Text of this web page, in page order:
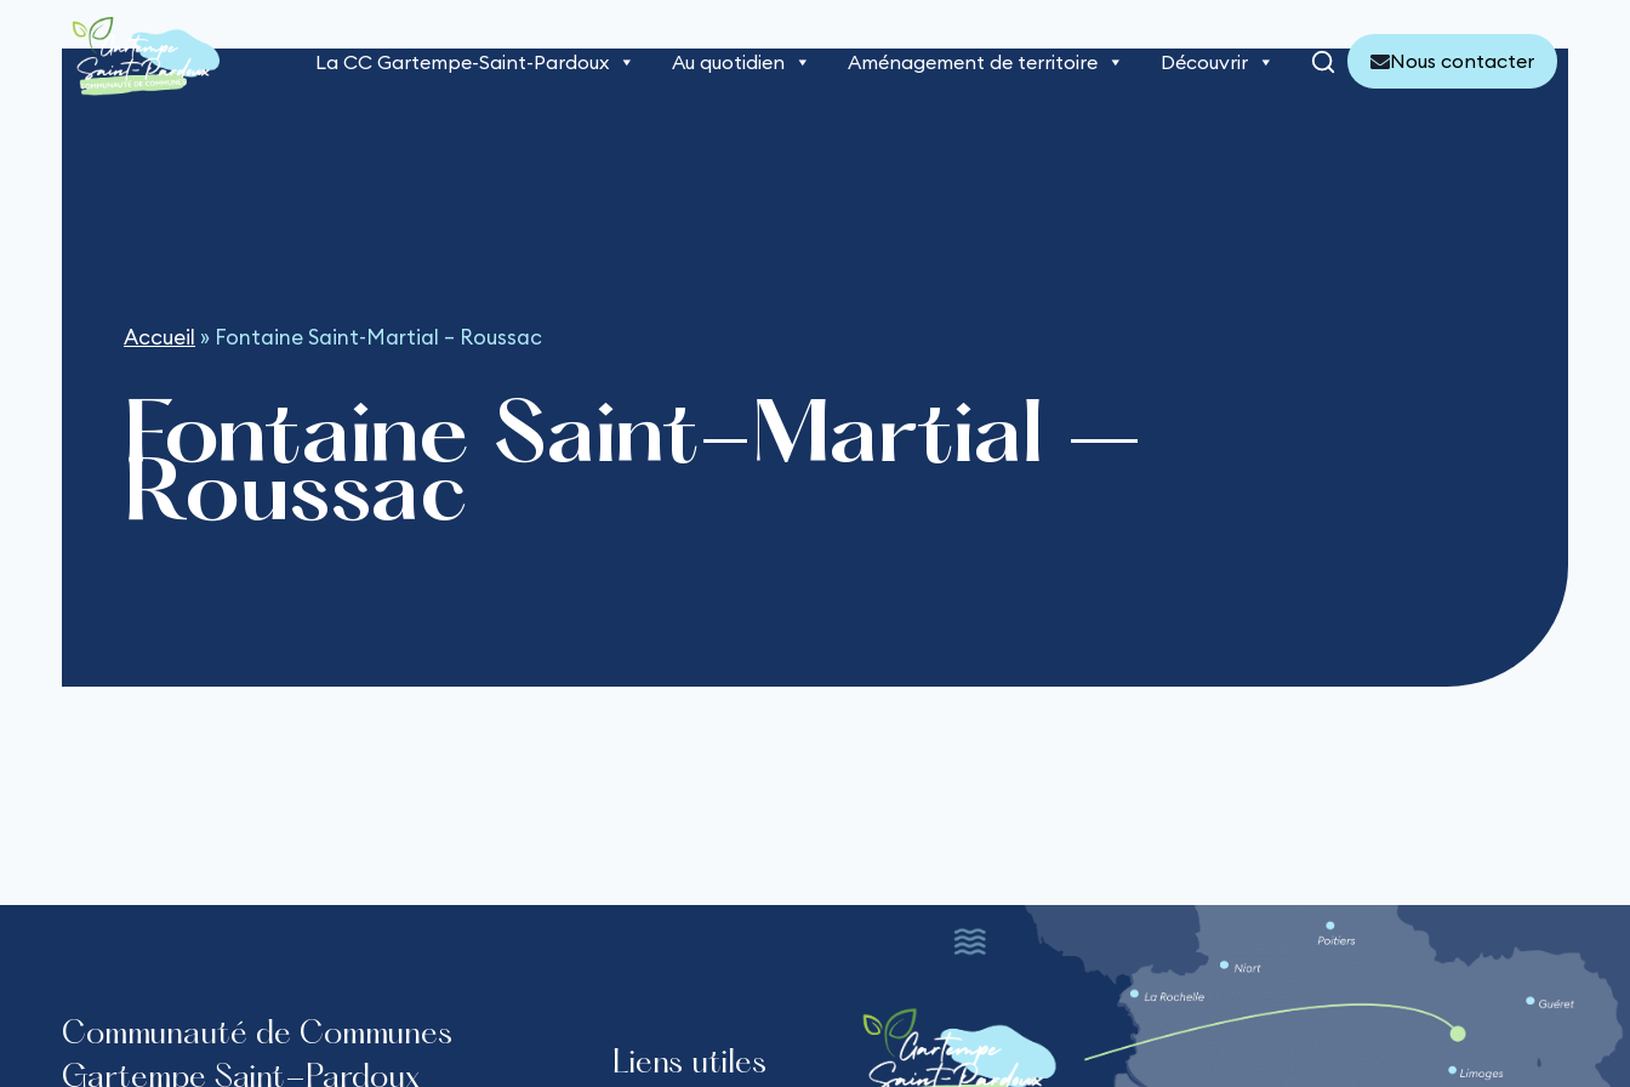
contenu
La CC Gartempe-Saint-Pardoux Au quotidien Aménagement de territoire Découvrir Nous contacter
Accueil » Fontaine Saint-Martial – Roussac
Fontaine Saint-Martial –
Roussac
Communauté de Communes
Gartempe Saint-Pardoux
Liens utiles